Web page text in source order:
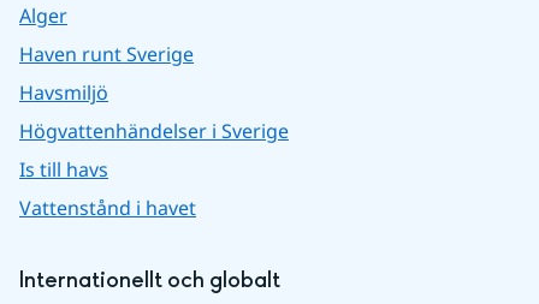
Alger
Haven runt Sverige
Havsmiljö
Högvattenhändelser i Sverige
Is till havs
Vattenstånd i havet
Internationellt och globalt